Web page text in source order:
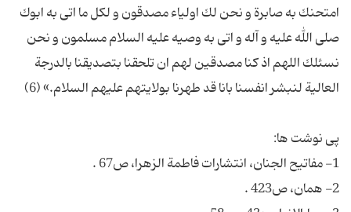
امتحنك به صابرة و نحن لك اولیاء مصدقون و لكل ما اتى به ابوك
صلى الله علیه و آله و اتى به وصیه علیه السلام مسلمون و نحن
نسئلك اللهم اذ كنا مصدقین لهم ان تلحقنا بتصدیقنا بالدرجة